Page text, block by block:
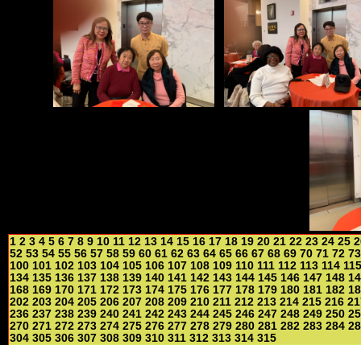
1 2 3 4 5 6 7 8 9 10 11 12 13 14 15 16 17 18 19 20 21 22 23 24 25
52 53 54 55 56 57 58 59 60 61 62 63 64 65 66 67 68 69 70 71 72 73
100 101 102 103 104 105 106 107 108 109 110 111 112 113 114 115
134 135 136 137 138 139 140 141 142 143 144 145 146 147 148
168 169 170 171 172 173 174 175 176 177 178 179 180 181 182
202 203 204 205 206 207 208 209 210 211 212 213 214 215 216
236 237 238 239 240 241 242 243 244 245 246 247 248 249 250
270 271 272 273 274 275 276 277 278 279 280 281 282 283 284
304 305 306 307 308 309 310 311 312 313 314 315